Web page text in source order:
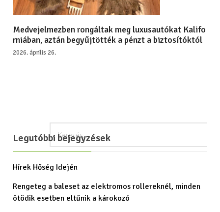
Medvejelmezben rongáltak meg luxusautókat Kalifo
rniában, aztán begyűjtötték a pénzt a biztosítóktól
2026. április 26.
Legutóbbi bejegyzések
Hírek Hőség Idején
Rengeteg a baleset az elektromos rollereknél, minden
ötödik esetben eltűnik a károkozó